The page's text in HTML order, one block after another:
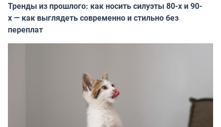
Тренды из прошлого: как носить силуэты 80-х и 90-
х — как выглядеть современно и стильно без
переплат